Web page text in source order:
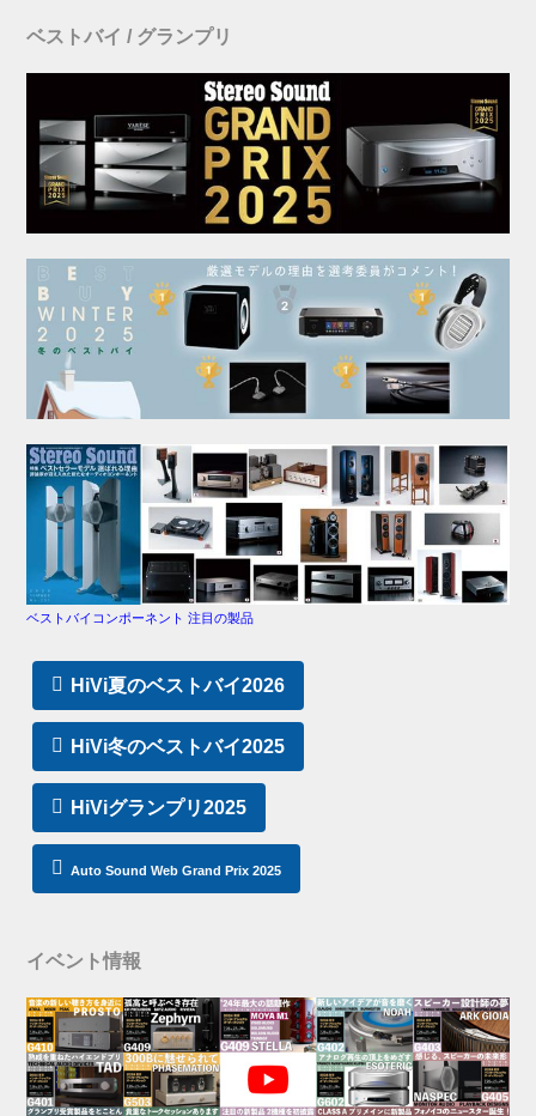
ベストバイ / グランプリ
ベストバイコンポーネント 注目の製品
HiVi夏のベストバイ2026
HiVi冬のベストバイ2025
HiViグランプリ2025
Auto Sound Web Grand Prix 2025
イベント情報